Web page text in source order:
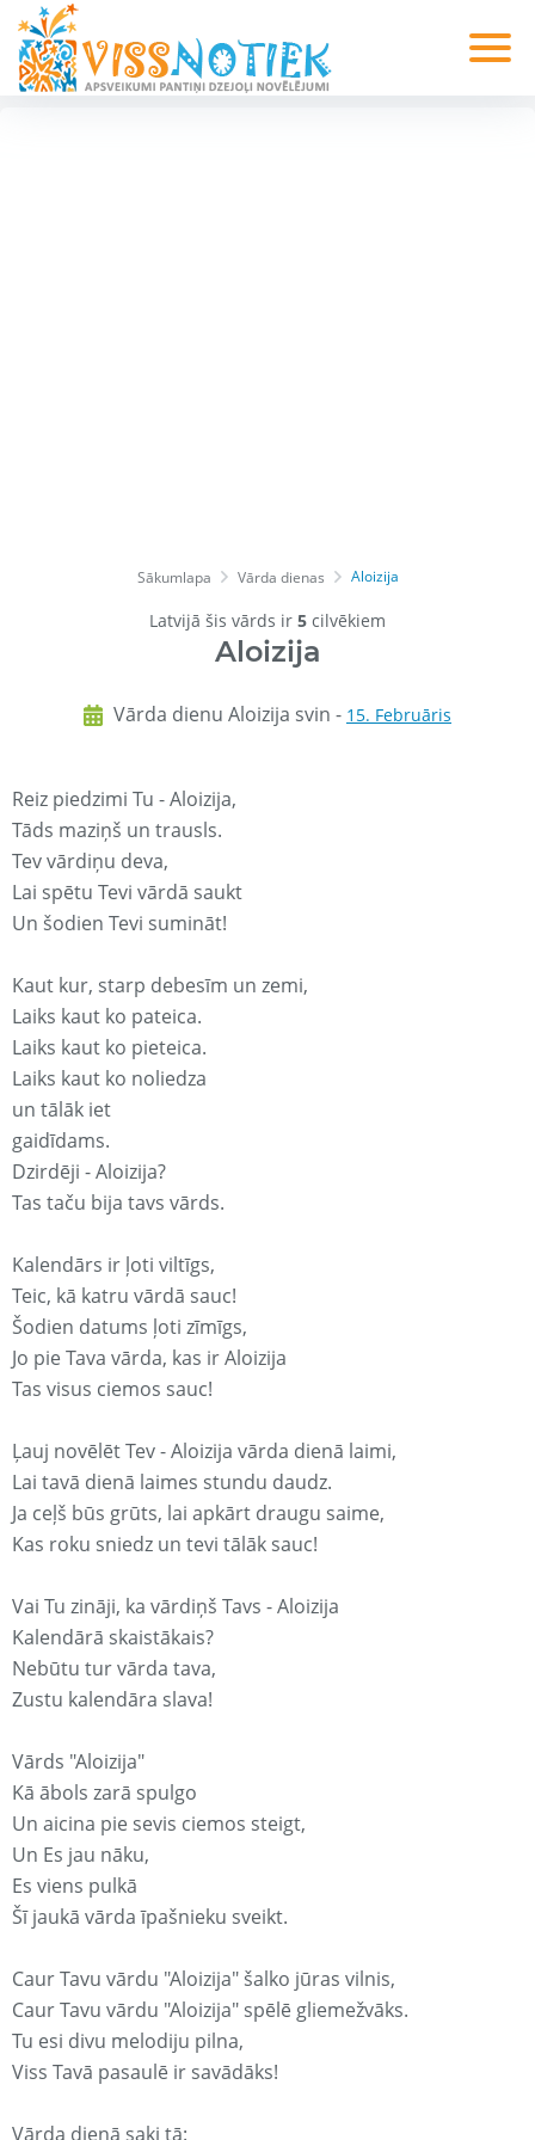
Sākumlapa Vārda dienas Aloizija
Latvijā šis vārds ir 5 cilvēkiem
Aloizija
Vārda dienu Aloizija svin - 15. Februāris
Reiz piedzimi Tu - Aloizija,
Tāds maziņš un trausls.
Tev vārdiņu deva,
Lai spētu Tevi vārdā saukt
Un šodien Tevi sumināt!
Kaut kur, starp debesīm un zemi,
Laiks kaut ko pateica.
Laiks kaut ko pieteica.
Laiks kaut ko noliedza
un tālāk iet
gaidīdams.
Dzirdēji - Aloizija?
Tas taču bija tavs vārds.
Kalendārs ir ļoti viltīgs,
Teic, kā katru vārdā sauc!
Šodien datums ļoti zīmīgs,
Jo pie Tava vārda, kas ir Aloizija
Tas visus ciemos sauc!
Ļauj novēlēt Tev - Aloizija vārda dienā laimi,
Lai tavā dienā laimes stundu daudz.
Ja ceļš būs grūts, lai apkārt draugu saime,
Kas roku sniedz un tevi tālāk sauc!
Vai Tu zināji, ka vārdiņš Tavs - Aloizija
Kalendārā skaistākais?
Nebūtu tur vārda tava,
Zustu kalendāra slava!
Vārds "Aloizija"
Kā ābols zarā spulgo
Un aicina pie sevis ciemos steigt,
Un Es jau nāku,
Es viens pulkā
Šī jaukā vārda īpašnieku sveikt.
Caur Tavu vārdu "Aloizija" šalko jūras vilnis,
Caur Tavu vārdu "Aloizija" spēlē gliemežvāks.
Tu esi divu melodiju pilna,
Viss Tavā pasaulē ir savādāks!
Vārda dienā saki tā: